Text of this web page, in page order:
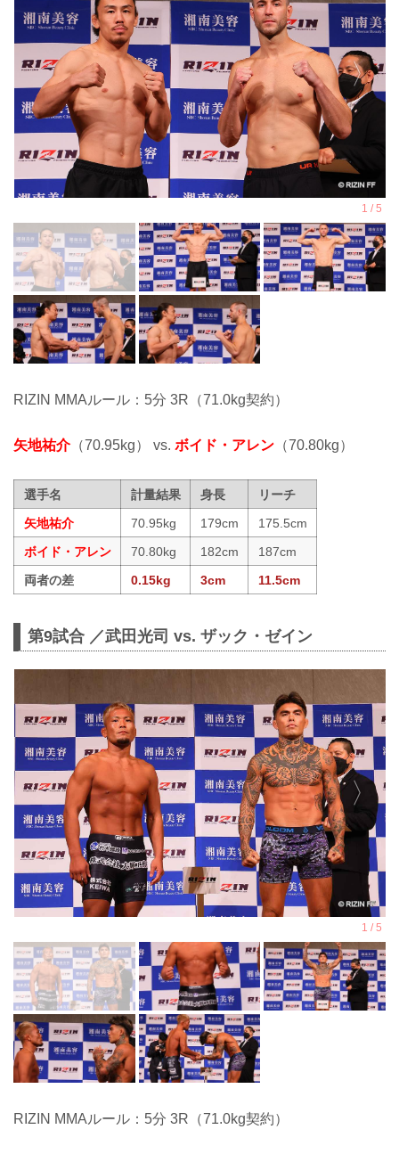
RIZIN MMAルール：5分 3R（71.0kg契約）
矢地祐介（70.95kg） vs. ボイド・アレン （70.80kg）
選手名 計量結果 身長
リーチ
矢地祐介
70.95kg 179cm
175.5cm
ボイド・アレン
70.80kg 182cm
187cm
両者の差
0.15kg 3cm 11.5cm
第9試合 ／武田光司 vs. ザック・ゼイン
RIZIN MMAルール：5分 3R（71.0kg契約）